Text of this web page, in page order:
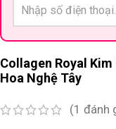
Collagen Royal
Hoa Nghệ Tây
(1 đánh